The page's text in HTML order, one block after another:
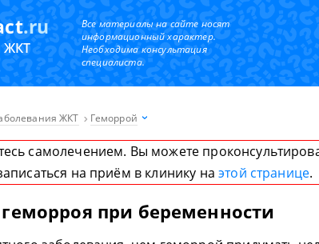
.ru
ЖКТ
Все материалы на сайте носят
информационный характер.
Необходима консультация
специалиста.
ЖКТ Геморрой
самолечением. Вы можете
на приём в клинику наэтой странице.
при беременности